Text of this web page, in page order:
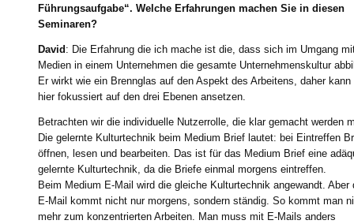
Führungsaufgabe“. Welche Erfahrungen machen Sie in diesen
Seminaren?
David : Die Erfahrung die ich mache ist die, dass sich im Umgang
Medien in einem Unternehmen die gesamte Unternehmenskultur
Er wirkt wie ein Brennglas auf den Aspekt des Arbeitens, daher kann
hier fokussiert auf den drei Ebenen ansetzen.
Betrachten wir die individuelle Nutzerrolle, die klar gemacht werden
Die gelernte Kulturtechnik beim Medium Brief lautet: bei Eintreffen
öffnen, lesen und bearbeiten. Das ist für das Medium Brief eine
gelernte Kulturtechnik, da die Briefe einmal morgens eintreffen.
Beim Medium E-Mail wird die gleiche Kulturtechnik angewandt. Aber
E-Mail kommt nicht nur morgens, sondern ständig. So kommt man
mehr zum konzentrierten Arbeiten. Man muss mit E-Mails anders